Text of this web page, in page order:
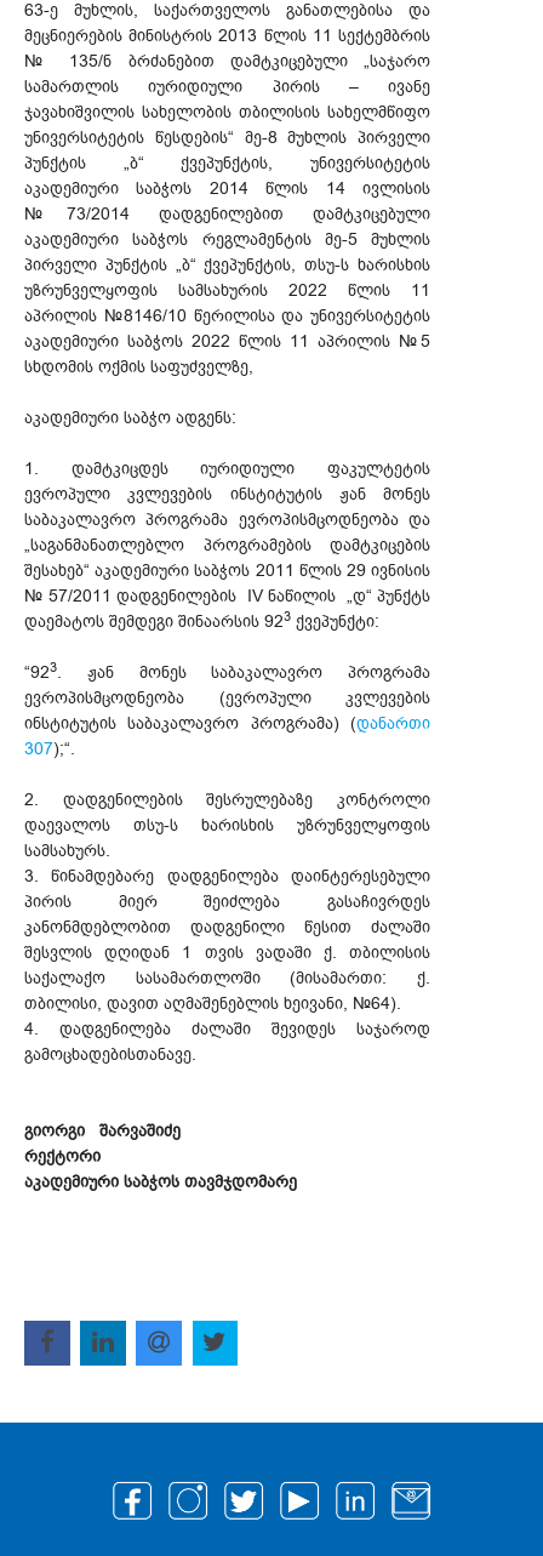
63-ე მუხლის, საქართველოს განათლებისა და
მეცნიერების მინისტრის 2013 წლის 11 სექტემბრის
№ 135/ნ ბრძანებით დამტკიცებული „საჯარო
სამართლის იურიდიული პირის – ივანე
ჯავახიშვილის სახელობის თბილისის სახელმწიფო
უნივერსიტეტის წესდების“ მე-8 მუხლის პირველი
პუნქტის „ბ“ ქვეპუნქტის, უნივერსიტეტის
აკადემიური საბჭოს 2014 წლის 14 ივლისის
№73/2014 დადგენილებით დამტკიცებული
აკადემიური საბჭოს რეგლამენტის მე-5 მუხლის
პირველი პუნქტის „ბ“ ქვეპუნქტის, თსუ-ს ხარისხის
უზრუნველყოფის სამსახურის 2022 წლის 11
აპრილის №8146/10 წერილისა და უნივერსიტეტის
აკადემიური საბჭოს 2022 წლის 11 აპრილის №5
სხდომის ოქმის საფუძველზე,
აკადემიური საბჭო ადგენს:
1. დამტკიცდეს იურიდიული ფაკულტეტის
ევროპული კვლევების ინსტიტუტის ჟან მონეს
საბაკალავრო პროგრამა ევროპისმცოდნეობა და
„საგანმანათლებლო პროგრამების დამტკიცების
შესახებ“ აკადემიური საბჭოს 2011 წლის 29 ივნისის
№ 57/2011 დადგენილების IV ნაწილის „დ“ პუნქტს
დაემატოს შემდეგი შინაარსის 923 ქვეპუნქტი:
“923. ჟან მონეს საბაკალავრო პროგრამა
ევროპისმცოდნეობა (ევროპული კვლევების
ინსტიტუტის საბაკალავრო პროგრამა) (დანართი
307);“.
2. დადგენილების შესრულებაზე კონტროლი
დაევალოს თსუ-ს ხარისხის უზრუნველყოფის
სამსახურს.
3. წინამდებარე დადგენილება დაინტერესებული
პირის მიერ შეიძლება გასაჩივრდეს
კანონმდებლობით დადგენილი წესით ძალაში
შესვლის დღიდან 1 თვის ვადაში ქ. თბილისის
საქალაქო სასამართლოში (მისამართი: ქ.
თბილისი, დავით აღმაშენებლის ხეივანი, №64).
4. დადგენილება ძალაში შევიდეს საჯაროდ
გამოცხადებისთანავე.
გიორგი შარვაშიძე
რექტორი
აკადემიური საბჭოს თავმჯდომარე